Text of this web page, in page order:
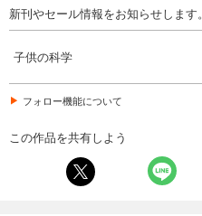
734円 (税込)
あらすじを表示する
新刊やセール情報をお知らせします。
子供の科学
フォロー機能について
この作品を共有しよう